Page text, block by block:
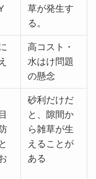
草が発生す
る。
高コスト・
水はけ問題
の懸念
砂利だけだ
と、隙間か
ら雑草が生
えることが
ある